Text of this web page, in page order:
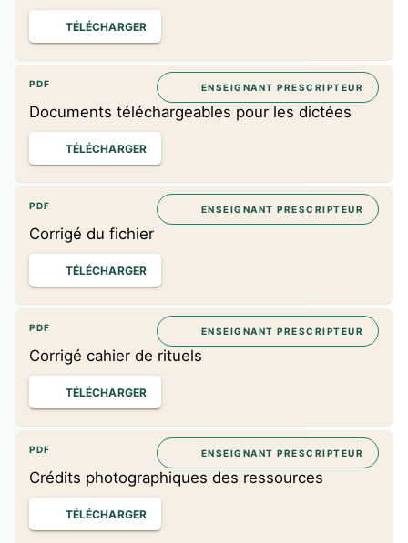
TÉLÉCHARGER
PDF
Documents téléchargeables pour les dictées
ENSEIGNANT PRESCRIPTEUR
TÉLÉCHARGER
PDF
Corrigé du fichier
ENSEIGNANT PRESCRIPTEUR
TÉLÉCHARGER
PDF
Corrigé cahier de rituels
ENSEIGNANT PRESCRIPTEUR
TÉLÉCHARGER
PDF
Crédits photographiques des ressources
ENSEIGNANT PRESCRIPTEUR
TÉLÉCHARGER